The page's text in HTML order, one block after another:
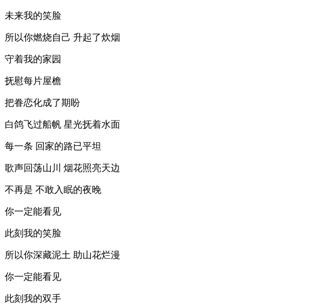
未来我的笑脸
所以你燃烧自己 升起了炊烟
守着我的家园
抚慰每片屋檐
把眷恋化成了期盼
白鸽飞过船帆 星光抚着水面
每一条 回家的路已平坦
歌声回荡山川 烟花照亮天边
不再是 不敢入眠的夜晚
你一定能看见
此刻我的笑脸
所以你深藏泥土 助山花烂漫
你一定能看见
此刻我的双手